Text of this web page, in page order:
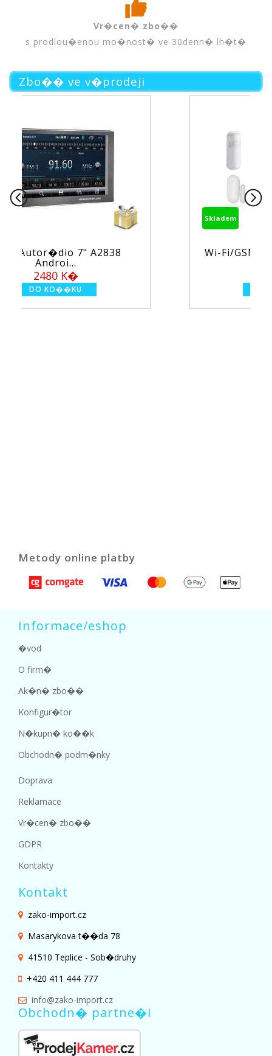
Vr�cen� zbo��
s prodlou�enou mo�nost� ve 30denn� lh�t�
Zbo�� ve v�prodeji
Wi-Fi/GSM alarm syst�m TUYA
Metody online platby
Informace/eshop
�vod
O firm�
Ak�n� zbo��
Konfigur�tor
N�kupn� ko��k
Obchodn� podm�nky
Doprava
Reklamace
Vr�cen� zbo��
GDPR
Kontakty
Kontakt
zako-import.cz
Masarykova t��da 78
41510 Teplice - Sob�druhy
+420 411 444 777
info@zako-import.cz
Obchodn� partne�i